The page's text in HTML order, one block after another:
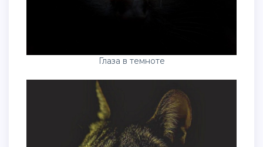
Глаза в темноте